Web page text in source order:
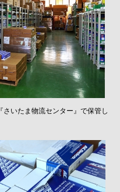
いたま物流センター』で保管し